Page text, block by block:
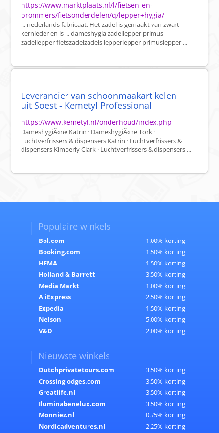
https://www.marktplaats.nl/l/fietsen-en-
brommers/fietsonderdelen/q/lepper+hygia/
... nederlands fabricaat. Het zadel is gemaakt van zwart
kernleder en is ... dameshygia zadellepper primus
zadellepper fietszadelzadels lepperlepper primuslepper ...
Leverancier van schoonmaakartikelen
uit Soest - Kemetyl Professional
https://www.kemetyl.nl/onderhoud/index.php
DameshygiÃ«ne Katrin · DameshygiÃ«ne Tork ·
Luchtverfrissers & dispensers Katrin · Luchtverfrissers &
dispensers Kimberly Clark · Luchtverfrissers & dispensers ...
Populaire winkels
Bol.com
1.00% korting
Booking.com
1.50% korting
HEMA
1.50% korting
Holland & Barrett
3.50% korting
Media Markt
1.00% korting
AliExpress
2.50% korting
Expedia
1.50% korting
Nelson
5.00% korting
V&D
2.00% korting
Nieuwste winkels
Dutchprivatetours.com
3.50% korting
Crossinglodges.com
3.50% korting
Greatlife.nl
3.50% korting
Iluminabenelux.com
3.50% korting
Monniez.nl
0.75% korting
Nordicadventures.nl
2.25% korting